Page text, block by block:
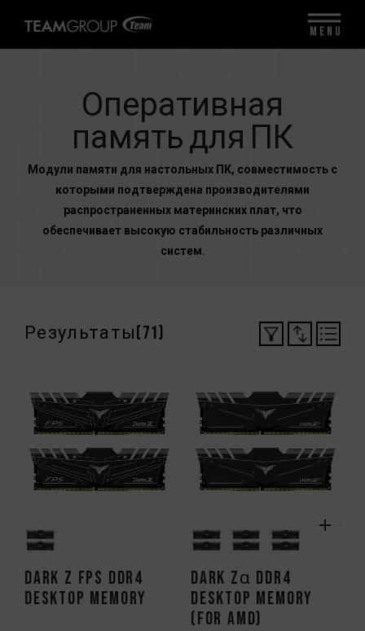
Оперативная
память для ПК
Модули памяти для настольных ПК, совместимость с
которыми подтверждена производителями
распространенных материнских плат, что
обеспечивает высокую стабильность различных
систем.
Результаты(71)
DARK Z FPS DDR4
DESKTOP MEMORY
DARK Zα DDR4
DESKTOP MEMORY
(FOR AMD)
MENU